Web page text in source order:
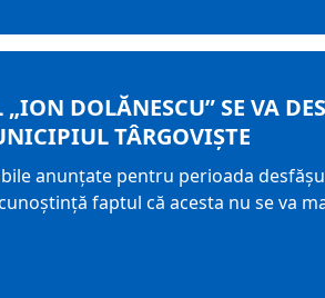
DOLĂNESCU” SE VA
TÂRGOVIȘTE
anunțate pentru perioada
faptul că acesta nu se va